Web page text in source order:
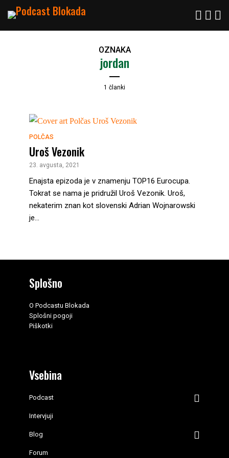
OZNAKA
jordan
1 članki
POLČAS
Uroš Vezonik
23. avgusta, 2021
Enajsta epizoda je v znamenju TOP16 Eurocupa.
Tokrat se nama je pridružil Uroš Vezonik. Uroš,
nekaterim znan kot slovenski Adrian Wojnarowski
je...
Splošno
O Podcastu Blokada
Splošni pogoji
Piškotki
Vsebina
Podcast
Intervjuji
Blog
Forum